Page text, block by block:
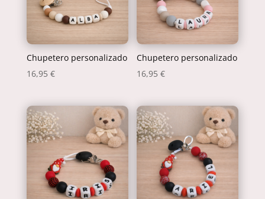
Chupetero personalizado
16,95 €
Chupetero personalizado
16,95€